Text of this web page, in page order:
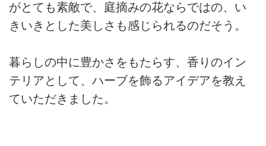
がとても素敵で、庭摘みの花ならではの、い
きいきとした美しさも感じられるのだそう。
暮らしの中に豊かさをもたらす、香りのイン
テリアとして、ハーブを飾るアイデアを教え
ていただきました。